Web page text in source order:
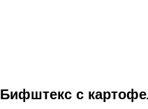
Бифштекс с